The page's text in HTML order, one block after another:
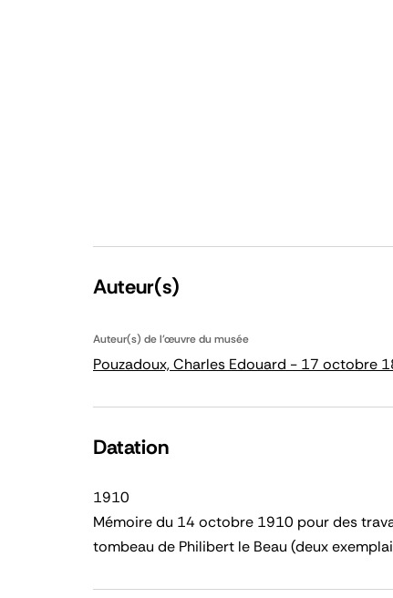
Auteur(s)
Auteur(s) de l'œuvre du musée
Pouzadoux, Charles Edouard - 17 octobre
Datation
1910
Mémoire du 14 octobre 1910 pour des
tombeau de Philibert le Beau (deux